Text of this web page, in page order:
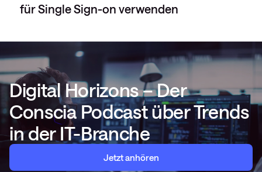
für Single Sign-on verwenden
Digital Horizons – Der
Conscia Podcast über Trends
in der IT-Branche
Jetzt anhören